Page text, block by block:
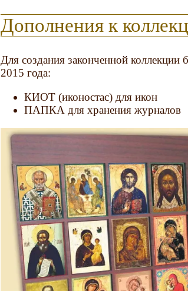
Дополнения к
Для создания законченной коллекции
2015 года:
КИОТ (иконостас) для икон
ПАПКА для хранения журналов